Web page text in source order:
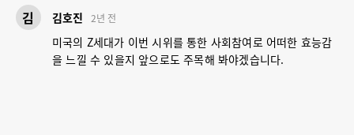
김 김호진 2년 전
미국의 Z세대가 이번 시위를 통한 사회참여로 어떠한 효능감
을 느낄 수 있을지 앞으로도 주목해 봐야겠습니다.